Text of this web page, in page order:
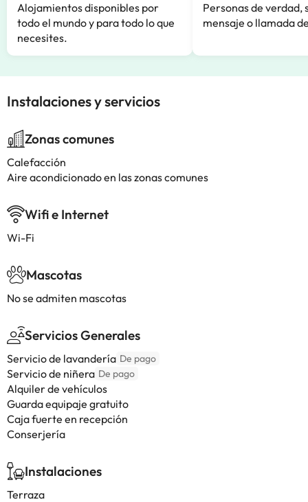
Alojamientos disponibles por
todo el mundo y para todo lo que
necesites.
Personas de verdad,
mensaje o llamada
Instalaciones y servicios
Zonas comunes
Calefacción
Aire acondicionado en las zonas comunes
Wifi e Internet
Wi-Fi
Mascotas
No se admiten mascotas
Servicios Generales
Servicio de lavandería De pago
Servicio de niñera De pago
Alquiler de vehículos
Guarda equipaje gratuito
Caja fuerte en recepción
Conserjería
Instalaciones
Terraza